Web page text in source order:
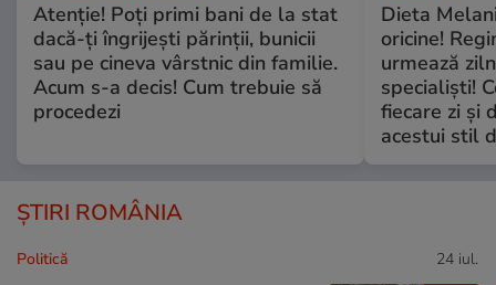
Atenție! Poți primi bani de la stat
dacă-ți îngrijești părinții, bunicii
sau pe cineva vârstnic din familie.
Acum s-a decis! Cum trebuie să
procedezi
Dieta
oricine!
urmează
specialiști!
fiecare zi și
acestui stil
ȘTIRI ROMÂNIA
Politică 24 iul.